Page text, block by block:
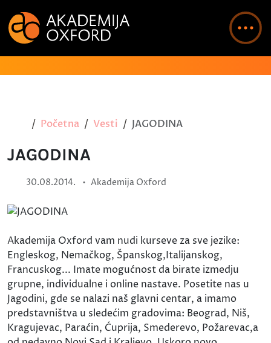
Početna Vesti JAGODINA
JAGODINA
30.08.2014. • Akademija Oxford
Akademija Oxford vam nudi kurseve za sve jezike:
Engleskog, Nemačkog, Španskog,Italijanskog,
Francuskog... Imate mogućnost da birate izmedju
grupne, individualne i online nastave. Posetite nas u
Jagodini, gde se nalazi naš glavni centar, a imamo
predstavništva u sledećim gradovima: Beograd, Niš,
Kragujevac, Paraćin, Ćuprija, Smederevo, Požarevac,a